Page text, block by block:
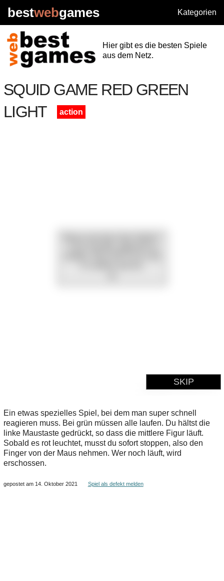
bestwebgames Kategorien
Hier gibt es die besten Spiele
aus dem Netz.
SQUID GAME RED GREEN
LIGHT
action
Ein etwas spezielles Spiel, bei dem man super schnell
reagieren muss. Bei grün müssen alle laufen. Du hältst die
linke Maustaste gedrückt, so dass die mittlere Figur läuft.
Sobald es rot leuchtet, musst du sofort stoppen, also den
Finger von der Maus nehmen. Wer noch läuft, wird
erschossen.
gepostet am 14. Oktober 2021 Spiel als defekt melden